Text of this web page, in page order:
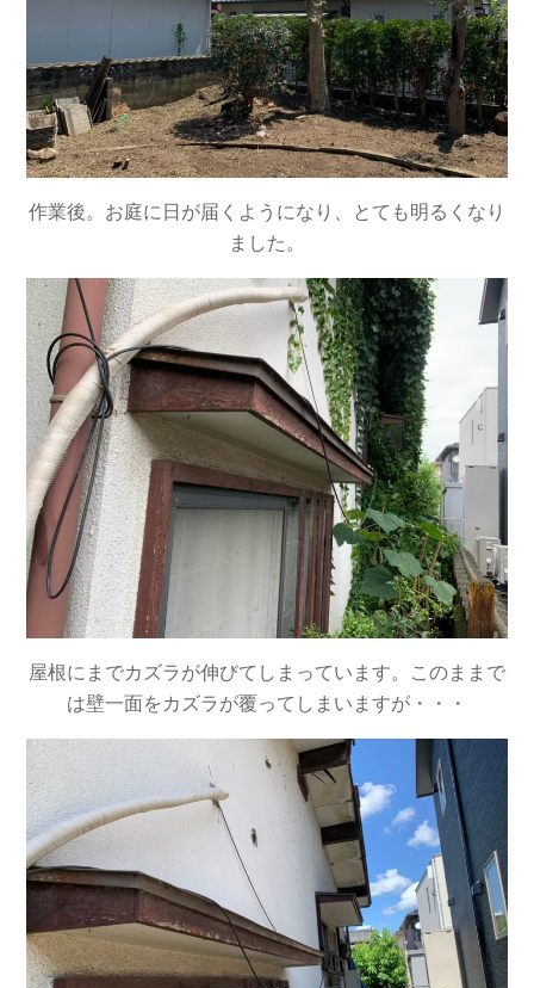
作業後。お庭に日が届くようになり、とても明るくなり
ました。
屋根にまでカズラが伸びてしまっています。このままで
は壁一面をカズラが覆ってしまいますが・・・